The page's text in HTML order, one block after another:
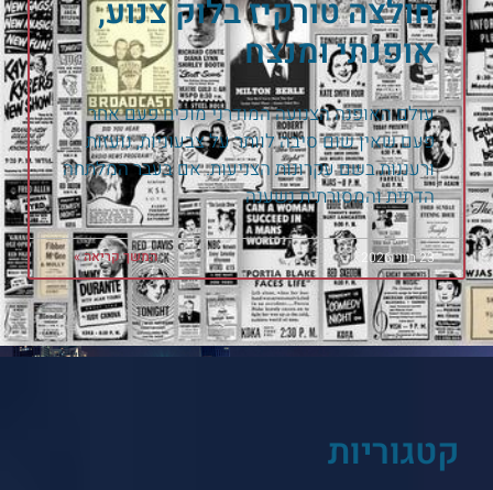
חולצה טורקיז בלוק צנוע,
אופנתי ומנצח
עולם האופנה הצנועה המודרני מוכיח פעם אחר
פעם שאין שום סיבה לוותר על צבעוניות, נועזות
ורעננות בשם עקרונות הצניעות. אם בעבר המלתחה
הדתית והמסורתית נשענה
המשך קריאה » 23 ביוני 2026
קטגוריות